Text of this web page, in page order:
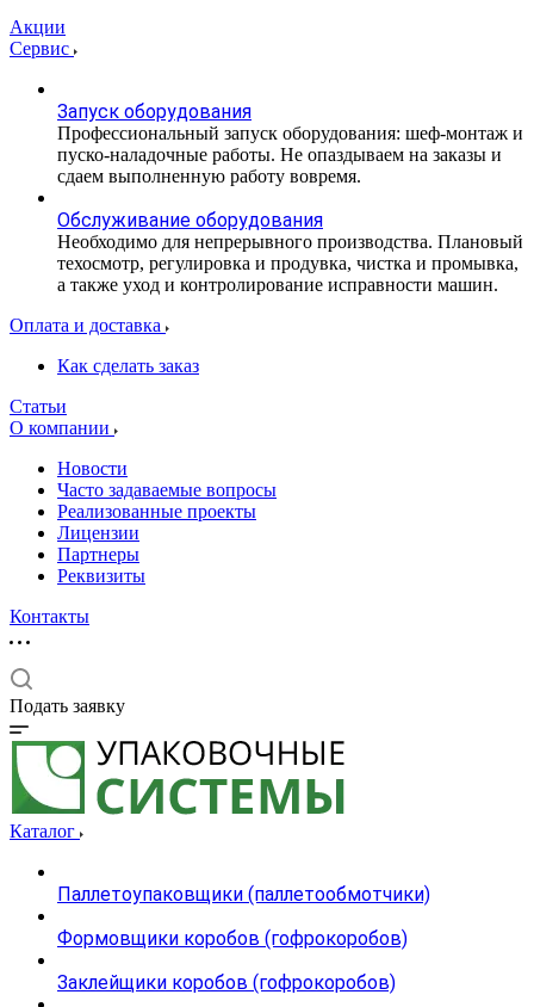
Акции
Сервис
Запуск оборудования
Профессиональный запуск оборудования: шеф-монтаж и
пуско-наладочные работы. Не опаздываем на заказы и
сдаем выполненную работу вовремя.
Обслуживание оборудования
Необходимо для непрерывного производства. Плановый
техосмотр, регулировка и продувка, чистка и промывка,
а также уход и контролирование исправности машин.
Оплата и доставка
Как сделать заказ
Статьи
О компании
Новости
Часто задаваемые вопросы
Реализованные проекты
Лицензии
Партнеры
Реквизиты
Контакты
Подать заявку
Каталог
Паллетоупаковщики (паллетообмотчики)
Формовщики коробов (гофрокоробов)
Заклейщики коробов (гофрокоробов)